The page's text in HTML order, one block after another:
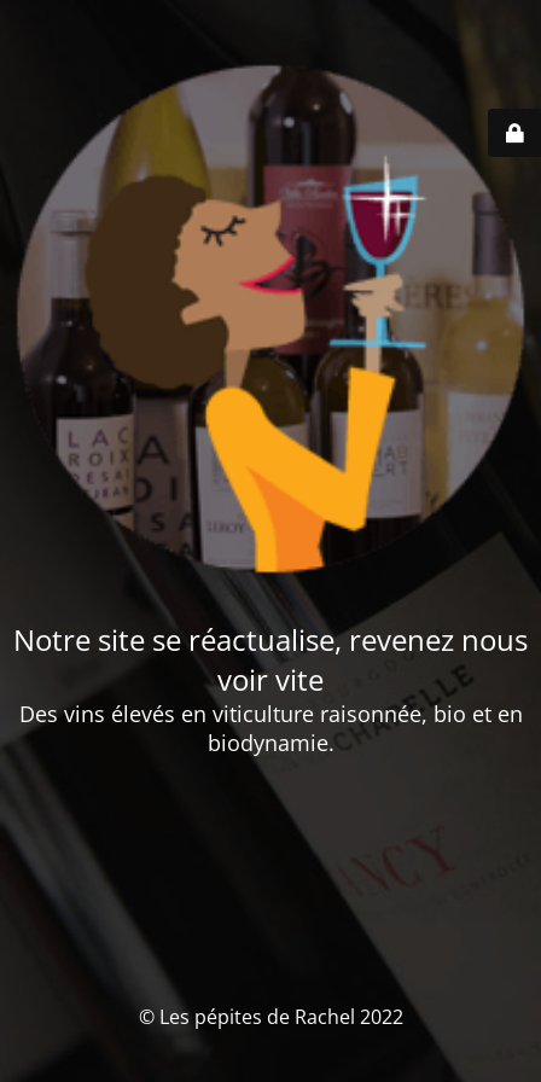
Notre site se réactualise, revenez nous
voir vite
Des vins élevés en viticulture raisonnée, bio et en
biodynamie.
© Les pépites de Rachel 2022